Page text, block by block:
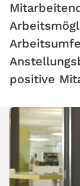
positive